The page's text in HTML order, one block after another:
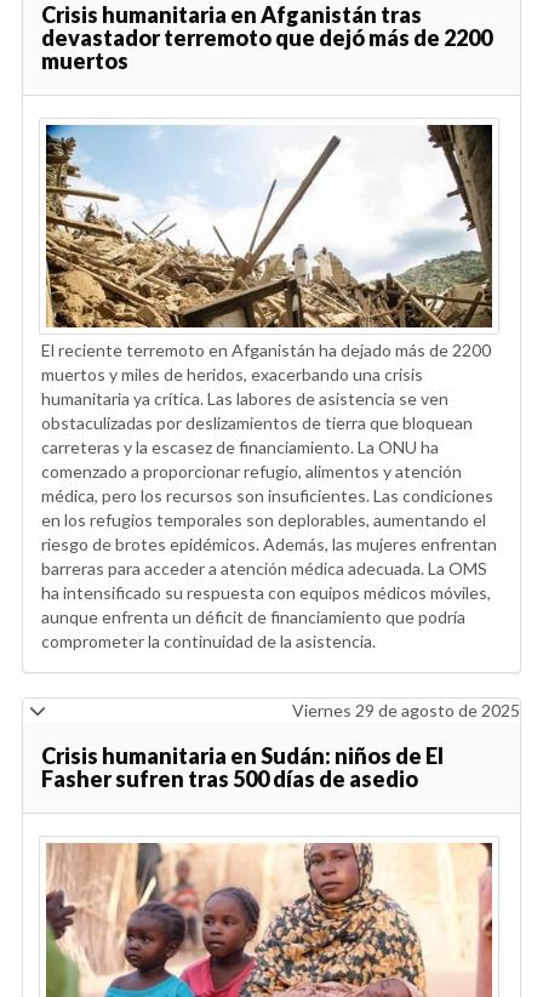
Crisis humanitaria en Afganistán tras
devastador terremoto que dejó más de 2200
muertos
El reciente terremoto en Afganistán ha dejado más de 2200
muertos y miles de heridos, exacerbando una crisis
humanitaria ya crítica. Las labores de asistencia se ven
obstaculizadas por deslizamientos de tierra que bloquean
carreteras y la escasez de financiamiento. La ONU ha
comenzado a proporcionar refugio, alimentos y atención
médica, pero los recursos son insuficientes. Las condiciones
en los refugios temporales son deplorables, aumentando el
riesgo de brotes epidémicos. Además, las mujeres enfrentan
barreras para acceder a atención médica adecuada. La OMS
ha intensificado su respuesta con equipos médicos móviles,
aunque enfrenta un déficit de financiamiento que podría
comprometer la continuidad de la asistencia.
Viernes 29 de agosto de 2025
Crisis humanitaria en Sudán: niños de El
Fasher sufren tras 500 días de asedio